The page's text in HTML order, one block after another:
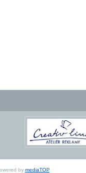
by mediaTOP